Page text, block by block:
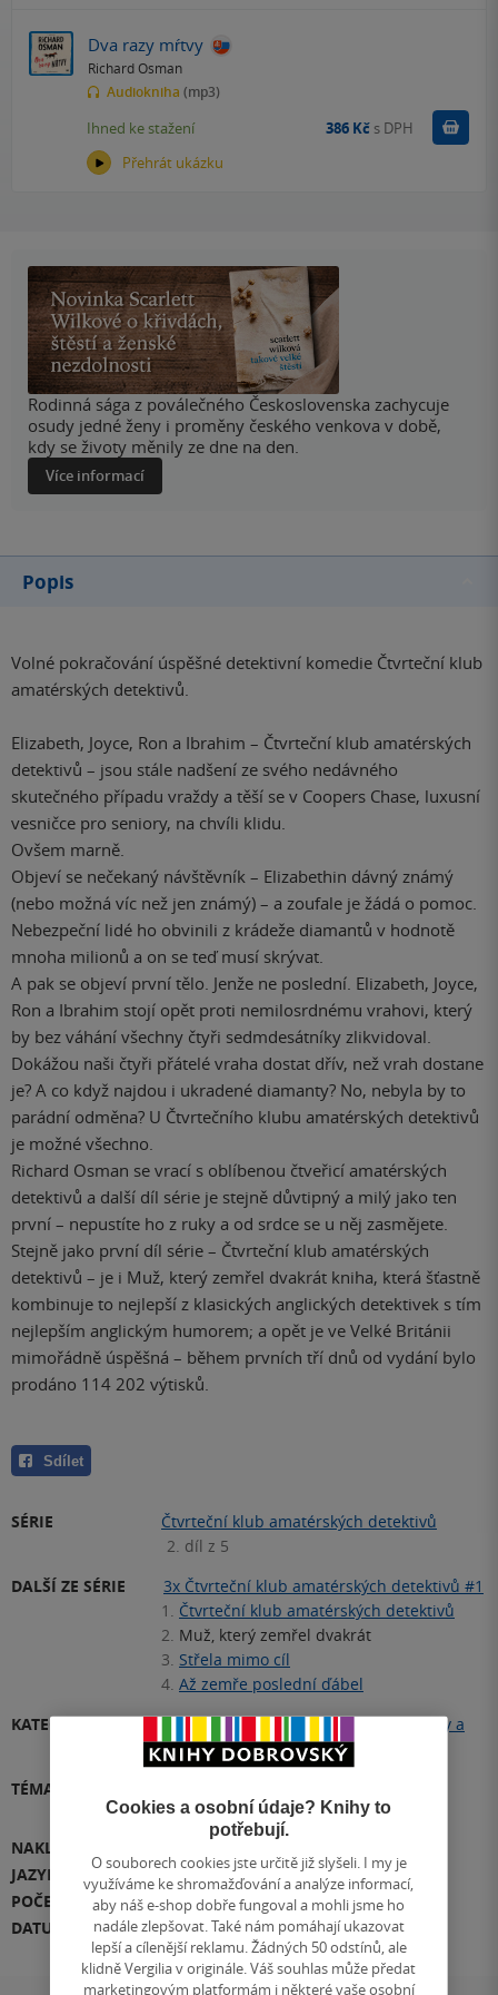
Dva razy mŕtvy
Richard Osman
Audiokniha (mp3)
Přehrát ukázku
Ihned ke stažení 386 Kč s DPH Koupit
Rodinná sága z poválečného Československa zachycuje
osudy jedné ženy i proměny českého venkova v době,
kdy se životy měnily ze dne na den.
Více informací
Popis
Volné pokračování úspěšné detektivní komedie Čtvrteční klub
amatérských detektivů.
Elizabeth, Joyce, Ron a Ibrahim – Čtvrteční klub amatérských
detektivů – jsou stále nadšení ze svého nedávného
skutečného případu vraždy a těší se v Coopers Chase, luxusní
vesničce pro seniory, na chvíli klidu.
Ovšem marně.
Objeví se nečekaný návštěvník – Elizabethin dávný známý
(nebo možná víc než jen známý) – a zoufale je žádá o pomoc.
Nebezpeční lidé ho obvinili z krádeže diamantů v hodnotě
mnoha milionů a on se teď musí skrývat.
A pak se objeví první tělo. Jenže ne poslední. Elizabeth, Joyce,
Ron a Ibrahim stojí opět proti nemilosrdnému vrahovi, který
by bez váhání všechny čtyři sedmdesátníky zlikvidoval.
Dokážou naši čtyři přátelé vraha dostat dřív, než vrah dostane
je? A co když najdou i ukradené diamanty? No, nebyla by to
parádní odměna? U Čtvrtečního klubu amatérských detektivů
je možné všechno.
Richard Osman se vrací s oblíbenou čtveřicí amatérských
detektivů a další díl série je stejně důvtipný a milý jako ten
první – nepustíte ho z ruky a od srdce se u něj zasmějete.
Stejně jako první díl série – Čtvrteční klub amatérských
detektivů – je i Muž, který zemřel dvakrát kniha, která šťastně
kombinuje to nejlepší z klasických anglických detektivek s tím
nejlepším anglickým humorem; a opět je ve Velké Británii
mimořádně úspěšná – během prvních tří dnů od vydání bylo
prodáno 114 202 výtisků.
Sdílet
SÉRIE
Čtvrteční klub amatérských detektivů
2. díl z 5
DALŠÍ ZE SÉRIE
3x Čtvrteční klub amatérských detektivů #1
1. Čtvrteční klub amatérských detektivů
2. Muž, který zemřel dvakrát
3. Střela mimo cíl
4. Až zemře poslední ďábel
KATEGORIE
E-knihy»Beletrie»Detektivky, Thrillery a
Horory»Světové detektivky
TÉMATA
Přidat téma
NAKLADATEL
JAZYK
čeština
POČET STRAN
351
DATUM VYDÁNÍ
1.01.2022
Cookies a osobní údaje? Knihy to
potřebují.
O souborech cookies jste určitě již slyšeli. I my je
využíváme ke shromažďování a analýze informací,
aby náš e-shop dobře fungoval a mohli jsme ho
nadále zlepšovat. Také nám pomáhají ukazovat
lepší a cílenější reklamu. Žádných 50 odstínů, ale
klidně Vergilia v originále. Váš souhlas může předat
marketingovým platformám i některé vaše osobní